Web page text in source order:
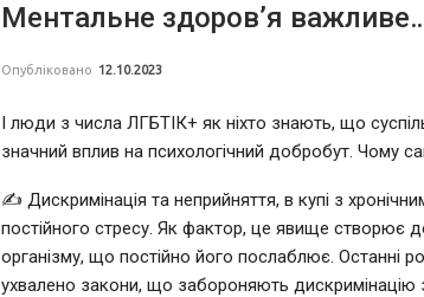
Ментальне здоров’я
Опубліковано 12.10.2023
І люди з числа ЛГБТІК+ як ніхто знають, що
значний вплив на психологічний добробут. Чому
✍️ Дискримінація та неприйняття, в купі з
постійного стресу. Як фактор, це явище створює
організму, що постійно його послаблює. Останні
ухвалено закони, що забороняють дискримінацію